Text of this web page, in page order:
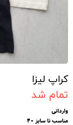
کراپ لیزا
تمام شد
وارداتی
مناسب تا سایز 40